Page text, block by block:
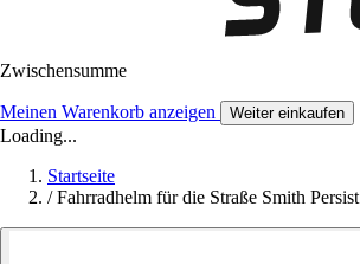
Zwischensumme
Meinen Warenkorb anzeigen Weiter einkaufen
Loading...
Startseite
/ Fahrradhelm für die Straße Smith Persist